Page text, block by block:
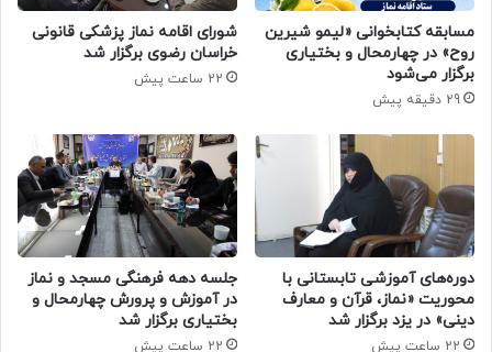
مسابقه کتابخوانی «لیمو شیرین
روح» در چهارمحال و بختیاری
برگزار می‌شود
29 دقیقه پیش
شورای اقامه نماز پزشکی قانونی
خراسان رضوی برگزار شد
22 ساعت پیش
دوره‌های آموزشی تابستانی با
محوریت «نماز، قرآن و معارف
دینی» در یزد برگزار شد
22 ساعت پیش
جلسه دهه فرهنگی مسجد و نماز
در آموزش و پرورش چهارمحال و
بختیاری برگزار شد
22 ساعت پیش